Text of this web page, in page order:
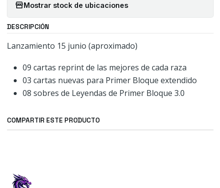
Mostrar stock de ubicaciones
DESCRIPCIÓN
Lanzamiento 15 junio (aproximado)
09 cartas reprint de las mejores de cada raza
03 cartas nuevas para Primer Bloque extendido
08 sobres de Leyendas de Primer Bloque 3.0
COMPARTIR ESTE PRODUCTO